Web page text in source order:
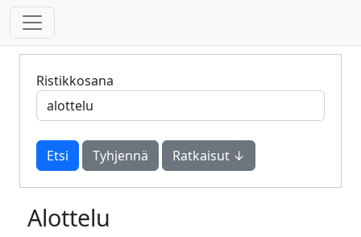
Ristikkosana
Tyhjennä Ratkaisut ↓
Alottelu